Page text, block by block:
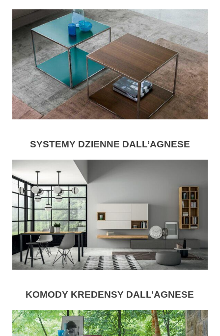
SYSTEMY DZIENNE DALL’AGNESE
KOMODY KREDENSY DALL’AGNESE